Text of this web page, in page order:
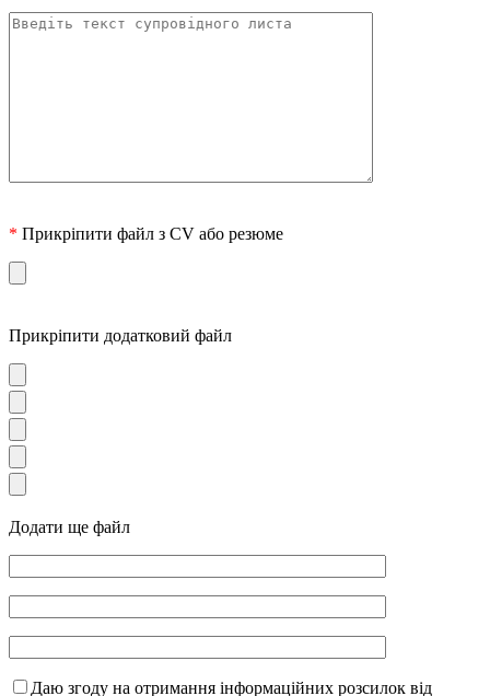
* Прикріпити файл з CV або резюме
Прикріпити додатковий файл
Додати ще файл
Даю згоду на отримання інформаційних розсилок від